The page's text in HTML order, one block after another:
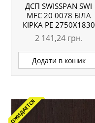
ДСП SWISSPAN SWI
MFC 20 0078 БІЛА
КІРКА РЕ 2750Х1830
18 ММ
2 141,24 грн.
Додати в кошик
ОЖИДАЕТСЯ